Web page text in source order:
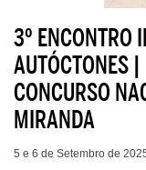
3º ENCONTRO
AUTÓCTONES
CONCURSO
MIRANDA
5 e 6 de Setembro de